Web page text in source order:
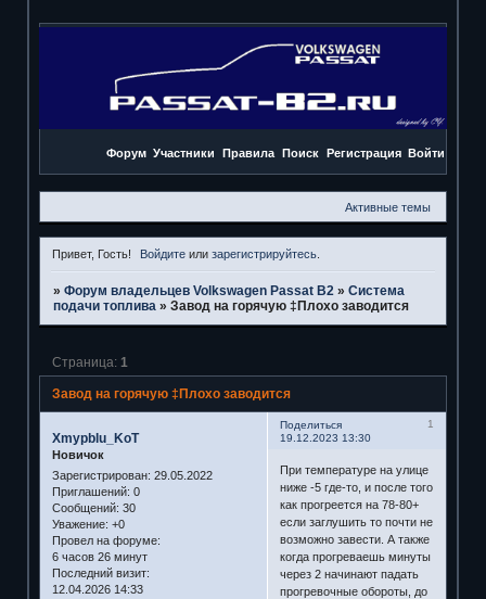
Форум Участники Правила Поиск Регистрация Войти
Активные темы
Привет, Гость! Войдите илизарегистрируйтесь
» Форум владельцев Volkswagen Passat B2 » Система
подачи топлива » Завод на горячую ‡Плохо заводится
Завод на горячую ‡Плохо заводится
Страница: 1
Поделиться
1
19.12.2023 13:30
Xmypblu_KoT
Новичок
Зарегистрирован: 29.05.2022
Приглашений: 0
Сообщений: 30
Уважение: +0
Провел на форуме:
6 часов 26 минут
Последний визит:
12.04.2026 14:33
При температуре на улице
ниже -5 где-то, и после того
как прогреется на 78-80+
если заглушить то почти не
возможно завести. А также
когда прогреваешь минуты
через 2 начинают падать
прогревочные обороты, до